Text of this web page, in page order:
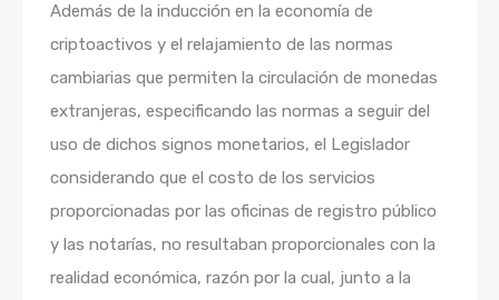
Además de la inducción en la economía de
criptoactivos y el relajamiento de las normas
cambiarias que permiten la circulación de monedas
extranjeras, especificando las normas a seguir del
uso de dichos signos monetarios, el Legislador
considerando que el costo de los servicios
proporcionadas por las oficinas de registro público
y las notarías, no resultaban proporcionales con la
realidad económica, razón por la cual, junto a la